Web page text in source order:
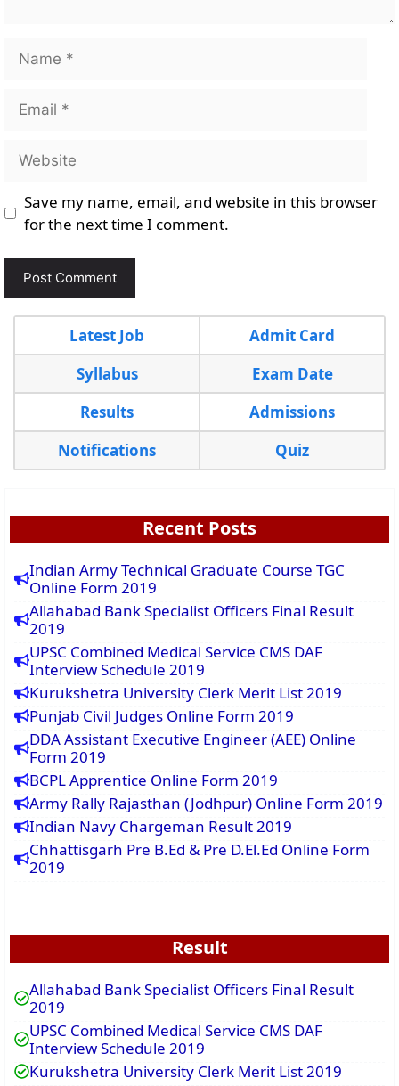
Name
Email
Website
Save my name, email, and website in this browser
for the next time I comment.
Latest Job
Admit Card
Syllabus
Exam Date
Results
Admissions
Notifications
Quiz
Recent Posts
Indian Army Technical Graduate Course TGC
Online Form 2019
Allahabad Bank Specialist Officers Final Result
2019
UPSC Combined Medical Service CMS DAF
Interview Schedule 2019
Kurukshetra University Clerk Merit List 2019
Punjab Civil Judges Online Form 2019
DDA Assistant Executive Engineer (AEE) Online
Form 2019
BCPL Apprentice Online Form 2019
Army Rally Rajasthan (Jodhpur) Online Form 2019
Indian Navy Chargeman Result 2019
Chhattisgarh Pre B.Ed & Pre D.El.Ed Online Form
2019
Result
Allahabad Bank Specialist Officers Final Result
2019
UPSC Combined Medical Service CMS DAF
Interview Schedule 2019
Kurukshetra University Clerk Merit List 2019